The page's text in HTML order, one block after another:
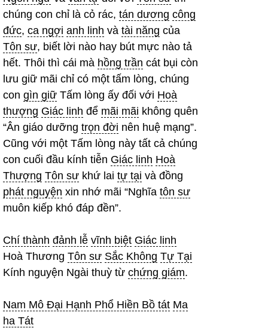
chúng con chỉ là cỏ rác, tán dương công
đức, ca ngợi anh linh và tài năng của
Tôn sư, biết lời nào hay bút mực nào tả
hết. Thôi thì cái mà hồng trần cát bụi còn
lưu giữ mãi chỉ có một tấm lòng, chúng
con gìn giữ Tấm lòng ấy đối với Hoà
thượng Giác linh để mãi mãi không quên
“Ân giáo dưỡng trọn đời nên huệ mạng”.
Cũng với một Tấm lòng này tất cả chúng
con cuối đầu kính tiễn Giác linh Hoà
Thượng Tôn sư khứ lai tự tại và đồng
phát nguyện xin nhớ mãi “Nghĩa tôn sư
muôn kiếp khó đáp đền”.
Chí thành đảnh lễ vĩnh biệt Giác linh
Hoà Thương Tôn sư Sắc Không Tự Tại
Kính nguyện Ngài thuỳ từ chứng giám.
Nam Mô Đại Hạnh Phổ Hiền Bồ tát Ma
ha Tát